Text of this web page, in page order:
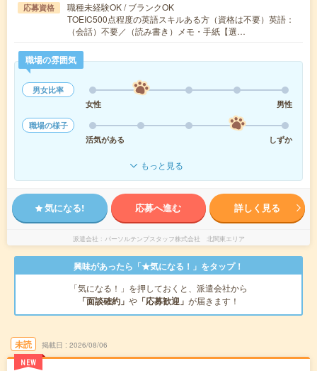
応募資格
職種未経験OK / ブランクOK
TOEIC500点程度の英語スキルある方（資格は不要）英語：
（会話）不要／（読み書き）メモ・手紙【選…
職場の雰囲気
男女比率
女性
男性
職場の様子
活気がある
しずか
もっと見る
気になる! 応募へ進む 詳しく見る
派遣会社 パーソルテンプスタッフ株式会社 北関東エリア
興味があったら「★気になる！」をタップ！
「気になる！」を押しておくと、派遣会社から
「面談確約」 や 「応募歓迎」 が届きます！
未読
NEW
掲載日 2026/08/06